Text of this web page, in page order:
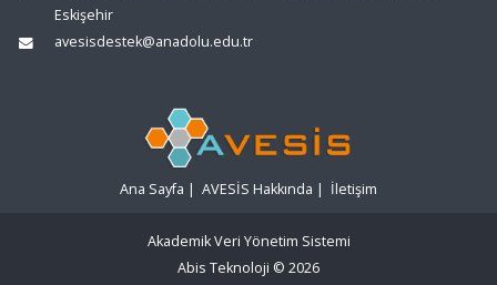
Eskişehir
avesisdestek@anadolu.edu.tr
Ana Sayfa | AVESİS Hakkında | İletişim
Akademik Veri Yönetim Sistemi
Abis Teknoloji © 2026